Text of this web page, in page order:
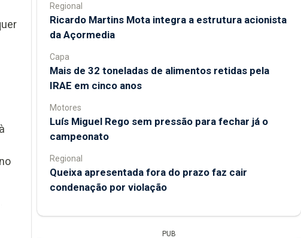
Regional
Ricardo Martins Mota integra a estrutura acionista
da Açormedia
Capa
Mais de 32 toneladas de alimentos retidas pela
IRAE em cinco anos
Motores
Luís Miguel Rego sem pressão para fechar já o
campeonato
Regional
Queixa apresentada fora do prazo faz cair
condenação por violação
PUB